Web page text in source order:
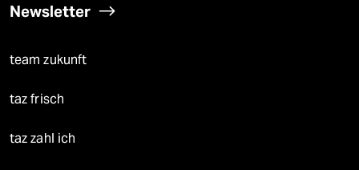
Newsletter
team zukunft
taz frisch
taz zahl ich